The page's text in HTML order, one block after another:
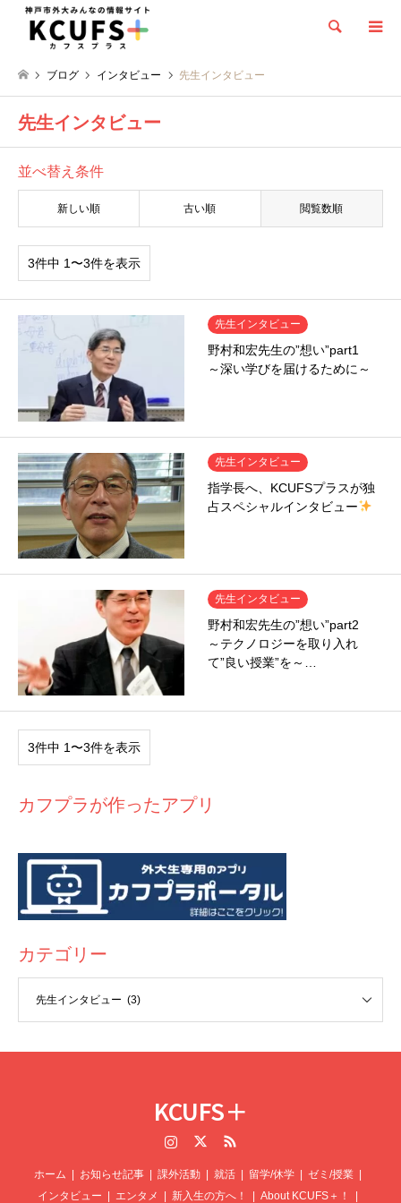
検索
ブログ インタビュー 先生インタビュー
先生インタビュー
並べ替え条件
新しい順 古い順 閲覧数順
3件中 1〜3件を表示
先生インタビュー
野村和宏先生の”想い”part1
～深い学びを届けるために～
先生インタビュー
指学長へ、KCUFSプラスが独
占スペシャルインタビュー
先生インタビュー
野村和宏先生の”想い”part2
～テクノロジーを取り入れ
て”良い授業”を～…
3件中 1〜3件を表示
カフプラが作ったアプリ
カテゴリー
KCUFS＋
ホーム お知らせ記事 課外活動 就活 留学/休学
ゼミ/授業
インタビュー
エンタメ 新入生の方へ！ About KCUFS＋！